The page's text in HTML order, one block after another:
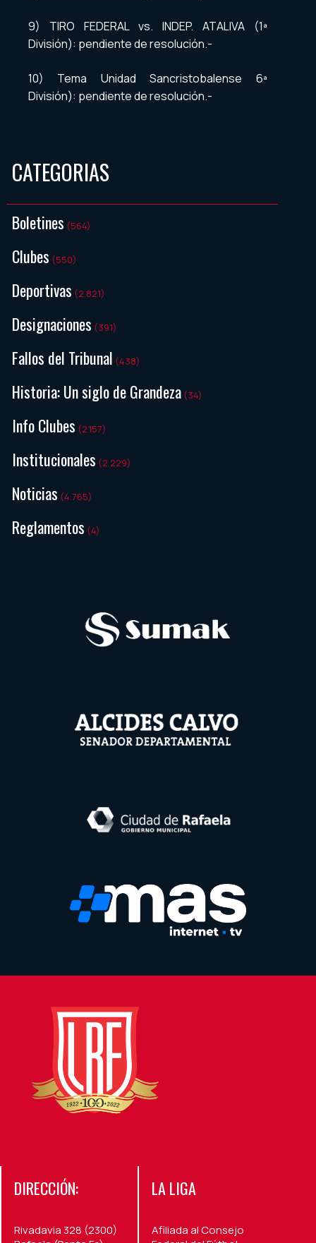
9) TIRO FEDERAL vs. INDEP. ATALIVA (1ª
División): pendiente de resolución.-
10) Tema Unidad Sancristobalense 6ª
División): pendiente de resolución.-
CATEGORIAS
Boletines (564)
Clubes (550)
Deportivas (2.821)
Designaciones (391)
Fallos del Tribunal (438)
Historia: Un siglo de Grandeza (34)
Info Clubes (2.157)
Institucionales (2.229)
Noticias (4.765)
Reglamentos (4)
DIRECCIÓN:
Rivadavia 328 (2300)
LA LIGA
Afiliada al Consejo